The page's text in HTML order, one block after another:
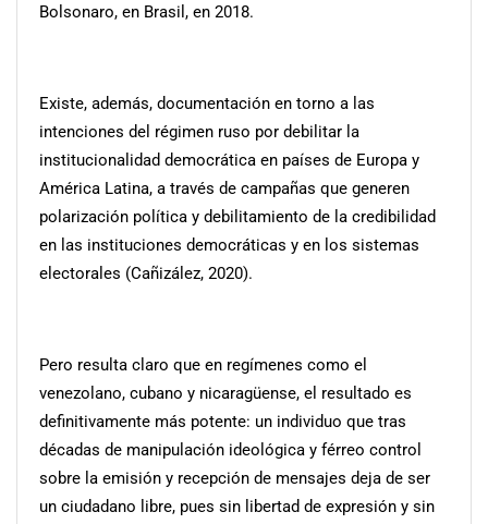
Bolsonaro, en Brasil, en 2018.
Existe, además, documentación en torno a las
intenciones del régimen ruso por debilitar la
institucionalidad democrática en países de Europa y
América Latina, a través de campañas que generen
polarización política y debilitamiento de la credibilidad
en las instituciones democráticas y en los sistemas
electorales (Cañizález, 2020).
Pero resulta claro que en regímenes como el
venezolano, cubano y nicaragüense, el resultado es
definitivamente más potente: un individuo que tras
décadas de manipulación ideológica y férreo control
sobre la emisión y recepción de mensajes deja de ser
un ciudadano libre, pues sin libertad de expresión y sin